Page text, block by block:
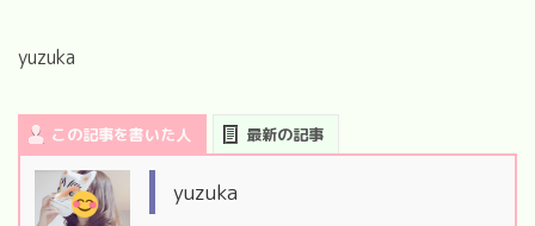
yuzuka
この記事を書いた人 最新の記事
yuzuka